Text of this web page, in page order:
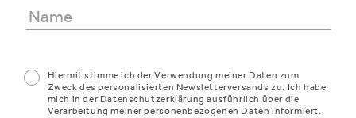
Hiermit stimme ich der Verwendung meiner Daten zum
Zweck des personalisierten Newsletterversands zu. Ich habe
mich in der Datenschutzerklärung ausführlich über die
Verarbeitung meiner personenbezogenen Daten informiert.